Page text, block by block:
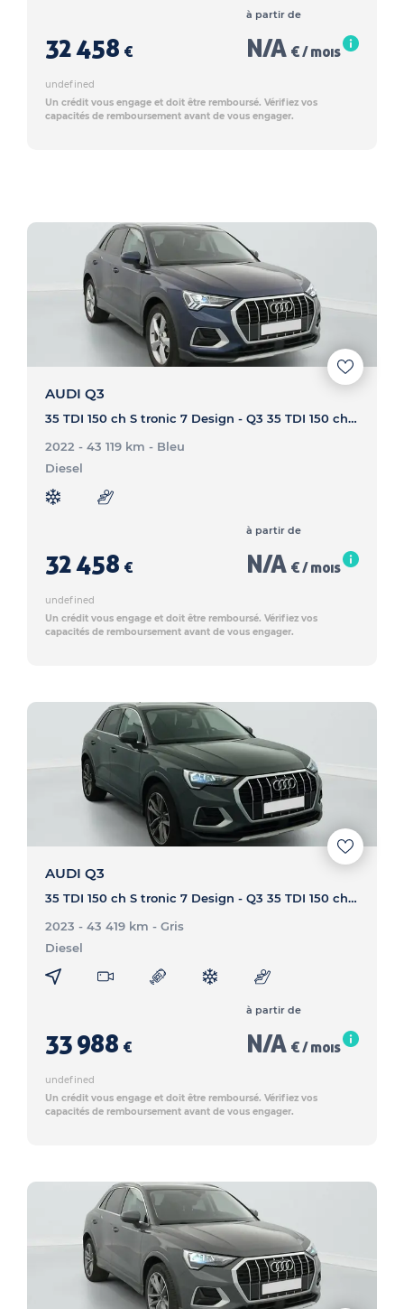
32 458 €
à partir de
N/A € / mois
undefined
Un crédit vous engage et doit être remboursé. Vérifiez vos
capacités de remboursement avant de vous engager.
AUDI Q3
35 TDI 150 ch S tronic 7 Design - Q3 35 TDI 150 ch S tronic 7 Design
2022 - 43 119 km - Bleu
Diesel
32 458 €
à partir de
N/A € / mois
undefined
Un crédit vous engage et doit être remboursé. Vérifiez vos
capacités de remboursement avant de vous engager.
AUDI Q3
35 TDI 150 ch S tronic 7 Design - Q3 35 TDI 150 ch S tronic 7 Design
2023 - 43 419 km - Gris
Diesel
33 988 €
à partir de
N/A € / mois
undefined
Un crédit vous engage et doit être remboursé. Vérifiez vos
capacités de remboursement avant de vous engager.